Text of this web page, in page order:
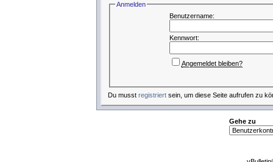
Anmelden
Benutzername:
Kennwort:
Angemeldet bleiben?
Du musst registriertsein, um diese Seite aufrufen zu
Gehe zu